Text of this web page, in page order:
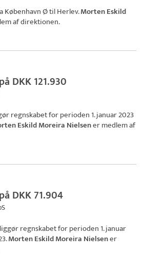
København Ø til Herlev.Morten Eskild
af direktionen.
DKK 121.930
regnskabet for perioden 1. januar 2023
Eskild Moreira Nielsener medlem af
DKK 71.904
regnskabet for perioden 1. januar
Morten Eskild Moreira Nielsener